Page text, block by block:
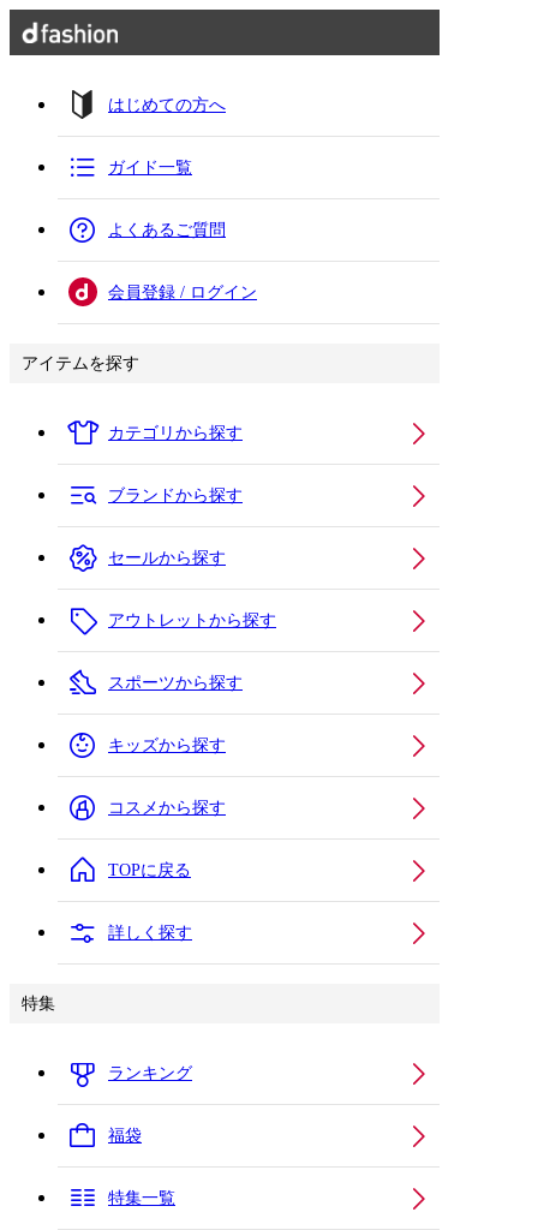
はじめての方へ
ガイド一覧
よくあるご質問
会員登録 / ログイン
アイテムを探す
カテゴリから探す
ブランドから探す
セールから探す
アウトレットから探す
スポーツから探す
キッズから探す
コスメから探す
TOPに戻る
詳しく探す
特集
ランキング
福袋
特集一覧